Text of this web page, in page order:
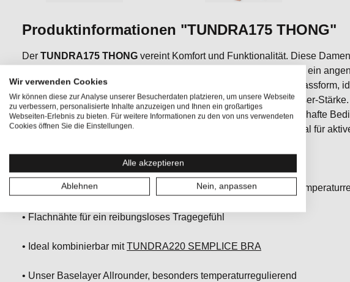
Produktinformationen "TUNDRA175 THONG"
Der TUNDRA175 THONG vereint Komfort und Funktionalität. Diese
ADVANCED WOOL 175g sorgt für eine mittlere Wärmestärke und ein
Flachnähte minimieren Reibung und garantieren eine nahtlose Passform,
Alltag. Die Sierra Base Layer Grammatur ist unsere leichteste Faser-
wärmend, dank der ADVANCED WOOL 175g. Perfekt für wechselhafte
exzellente Feuchtigkeitsregulierung und Bewegungsfreiheit – ideal für
• Geruchshemmendes, atmungsaktives Merino Base Layer mit
• Flachnähte für ein reibungsloses Tragegefühl
• Ideal kombinierbar mitTUNDRA220 SEMPLICE BRA
• Unser Baselayer Allrounder, besonders temperaturregulierend
Wir verwenden Cookies
Wir können diese zur Analyse unserer Besucherdaten platzieren, um unsere Webseite
zu verbessern, personalisierte Inhalte anzuzeigen und Ihnen ein großartiges
Webseiten-Erlebnis zu bieten. Für weitere Informationen zu den von uns verwendeten
Cookies öffnen Sie die Einstellungen.
Alle akzeptieren
Ablehnen Nein, anpassen